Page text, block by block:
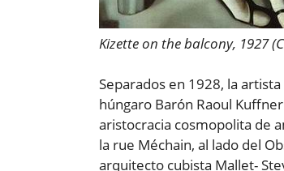
Kizette on the balcony, 1927
Separados en 1928, la
húngaro Barón Raoul
aristocracia cosmopolita de
la rue Méchain, al lado del
arquitecto cubista Mallet-